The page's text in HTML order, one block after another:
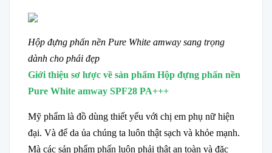
Hộp đựng phấn nền Pure White amway sang trọng
dành cho phái đẹp
Giới thiệu sơ lược về sản phẩm Hộp đựng phấn nền
Pure White amway SPF28 PA+++
Mỹ phẩm là đồ dùng thiết yếu với chị em phụ nữ hiện
đại. Và để da ủa chúng ta luôn thật sạch và khỏe mạnh.
Mà các sản phẩm phấn luôn phải thật an toàn và đặc